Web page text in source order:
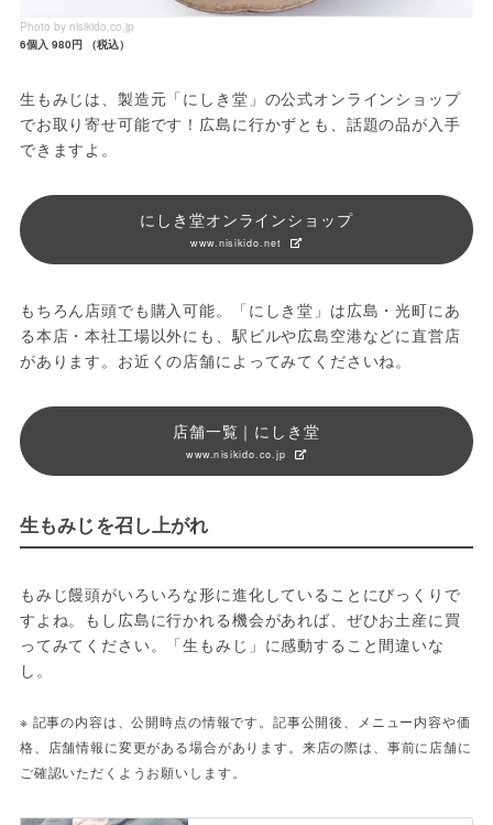
Photo by nisikido.co.jp
6個入 980円 （税込）
生もみじは、製造元「にしき堂」の公式オンラインショップ
でお取り寄せ可能です！広島に行かずとも、話題の品が入手
できますよ。
にしき堂オンラインショップ
www.nisikido.net
もちろん店頭でも購入可能。「にしき堂」は広島・光町にあ
る本店・本社工場以外にも、駅ビルや広島空港などに直営店
があります。お近くの店舗によってみてくださいね。
店舗一覧｜にしき堂
www.nisikido.co.jp
生もみじを召し上がれ
もみじ饅頭がいろいろな形に進化していることにびっくりで
すよね。もし広島に行かれる機会があれば、ぜひお土産に買
ってみてください。「生もみじ」に感動すること間違いな
し。
※ 記事の内容は、公開時点の情報です。記事公開後、メニュー内容や価
格、店舗情報に変更がある場合があります。来店の際は、事前に店舗に
ご確認いただくようお願いします。